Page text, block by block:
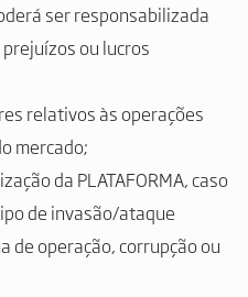
ser responsabilizada
ou lucros
relativos às operações
mercado;
da PLATAFORMA, caso
de invasão/ataque
operação, corrupção ou